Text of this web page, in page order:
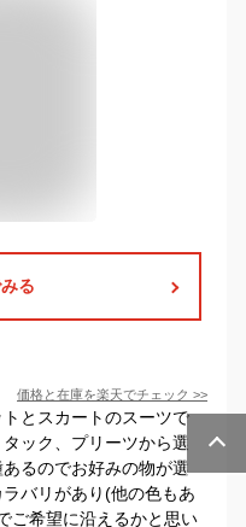
る
価格と在庫を楽天でチェック >>
とスカートのスーツで
ック、プリーツから選
るのでお好みの物が選
バリがあり(他の色もあ
ご希望に沿えるかと思い